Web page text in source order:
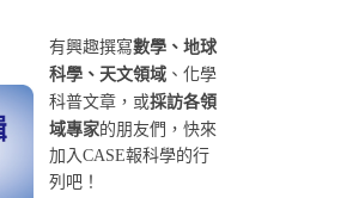
有興趣撰寫數學、地球
科學、天文領域 、化學
科普文章，或採訪各領
域專家的朋友們，快來
加入CASE報科學的行
列吧！